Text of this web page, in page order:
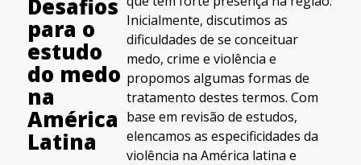
Desafios
para o
estudo
do medo
na
América
Latina
Inicialmente, discutimos as
dificuldades de se conceituar
medo, crime e violência e
propomos algumas formas de
tratamento destes termos. Com
base em revisão de estudos,
elencamos as especificidades da
violência na América latina e